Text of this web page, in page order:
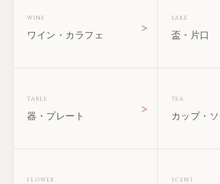
WINE
ワイン・カラフェ
SAKE
盃・片口
TABLE
器・プレート
TEA
カップ・
FLOWER SCENT